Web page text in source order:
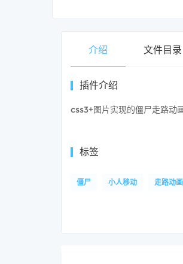
介绍 文件目录
插件介绍
css3+图片实现的僵尸走路动
标签
僵尸 小人移动 走路动画